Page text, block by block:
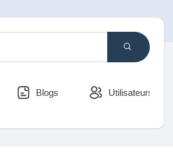
Blogs Utilisateurs